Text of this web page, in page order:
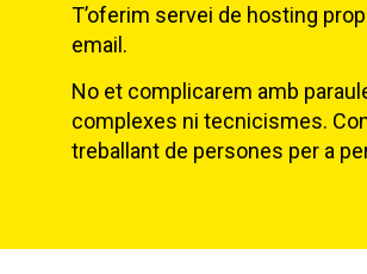
T’oferim servei de hosting
email.
No et complicarem amb
complexes ni tecnicismes.
treballant de persones per a